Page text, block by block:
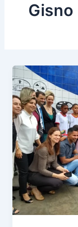
Gisno